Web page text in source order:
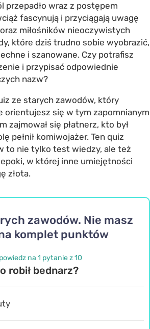
przepadło wraz z postępem
fascynują i przyciągają uwagę
miłośników nieoczywistych
które dziś trudno sobie wyobrazić,
i szanowane. Czy potrafisz
i przypisać odpowiednie
nazw?
ze starych zawodów, który
orientujesz się w tym zapomnianym
zajmował się płatnerz, kto był
pełnił komiwojażer. Ten quiz
to nie tylko test wiedzy, ale też
w której inne umiejętności
złota.
zawodów. Nie masz
komplet punktów
na 1 pytanie z 10
robił bednarz?